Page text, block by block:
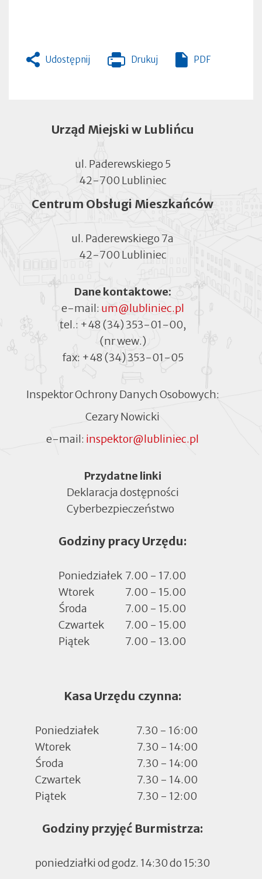
Udostępnij Drukuj
Otworzy
PDF
Urząd Miejski w Lublińcu
ul. Paderewskiego 5
42-700 Lubliniec
Centrum Obsługi Mieszkańców
ul. Paderewskiego 7a
42-700 Lubliniec
Dane kontaktowe:
e-mail: um@lubliniec.pl
tel.: +48 (34) 353-01-00,
(nr wew.)
fax: +48 (34) 353-01-05
Inspektor Ochrony Danych Osobowych:
Cezary Nowicki
e-mail: inspektor@lubliniec.pl
MenuPrzydatne linki
Deklaracja dostępności
Cyberbezpieczeństwo
w
zakładce
Godziny pracy Urzędu:
Poniedziałek 7.00 - 17.00
Wtorek
7.00 - 15.00
Środa
7.00 - 15.00
Czwartek
7.00 - 15.00
Piątek
7.00 - 13.00
Kasa Urzędu czynna:
Poniedziałek
7.30 - 16:00
Wtorek
7.30 - 14:00
Środa
7.30 - 14:00
Czwartek
7.30 - 14.00
Piątek
7.30 - 12:00
Godziny przyjęć Burmistrza:
poniedziałki od godz. 14:30 do 15:30